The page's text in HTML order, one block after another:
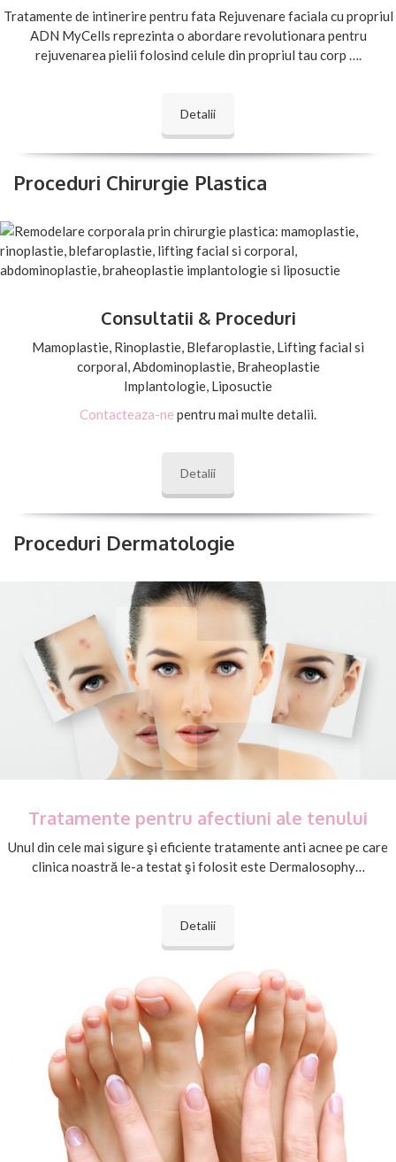
Tratamente de intinerire pentru fata Rejuvenare faciala cu propriul
ADN MyCells reprezinta o abordare revolutionara pentru
rejuvenarea pielii folosind celule din propriul tau corp ….
Detalii
Proceduri Chirurgie Plastica
Consultatii & Proceduri
Mamoplastie, Rinoplastie, Blefaroplastie, Lifting facial si
corporal, Abdominoplastie, Braheoplastie
Implantologie, Liposuctie
Contacteaza-ne pentru mai multe detalii.
Detalii
Proceduri Dermatologie
Tratamente pentru afectiuni ale tenului
Unul din cele mai sigure şi eficiente tratamente anti acnee pe care
clinica noastră le-a testat şi folosit este Dermalosophy…
Detalii